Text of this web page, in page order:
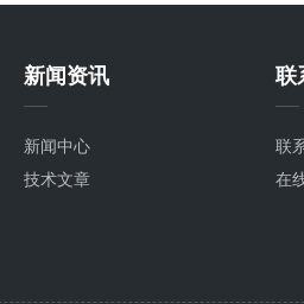
新闻资讯
新闻中心
技术文章
联
联
在